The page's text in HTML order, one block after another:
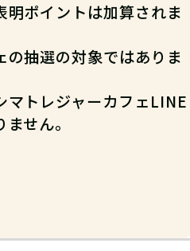
ポイントは加算されま
抽選の対象ではありま
トレジャーカフェLINE
せん。